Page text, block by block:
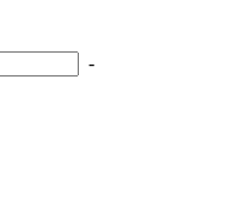
-